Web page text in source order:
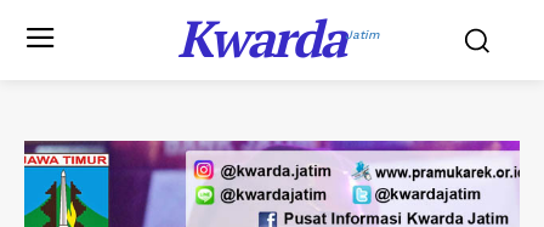
KwardaJatim